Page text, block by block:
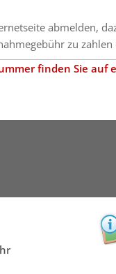
abmelden,
zu
finden Sie auf